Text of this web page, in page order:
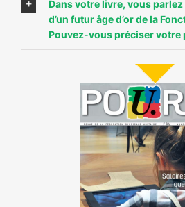
Dans votre livre, vous
d’un futur âge d’or de la
Pouvez-vous préciser votre